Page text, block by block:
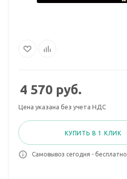
4 570 руб.
Цена указана без учета НДС
КУПИТЬ В 1 КЛИК
Самовывоз сегодня - бесплатно